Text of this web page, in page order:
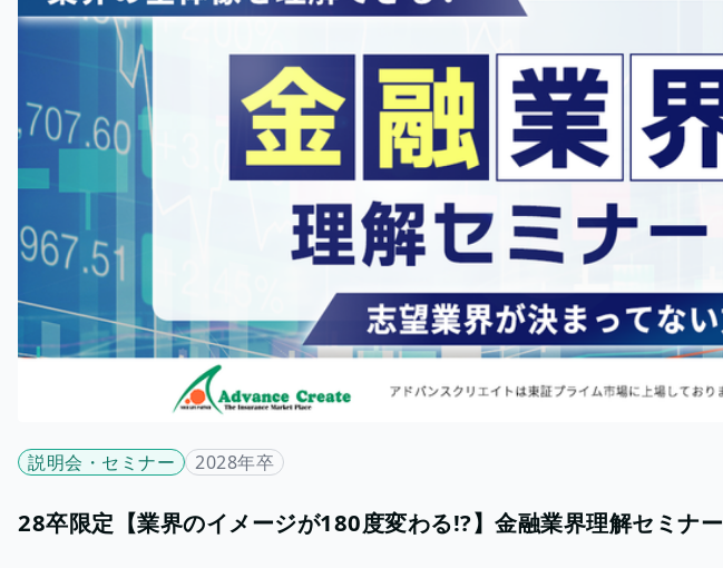
説明会・セミナー 2028年卒
28卒限定【業界のイメージが180度変わる!?】金融業界理解セミナー